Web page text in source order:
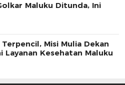
Maluku Ditunda, Ini
Misi Mulia Dekan
Layanan Kesehatan Maluku